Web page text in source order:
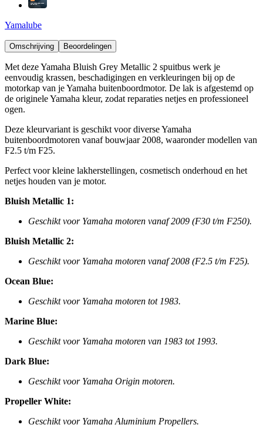
Yamalube
Omschrijving Beoordelingen
Met deze Yamaha Bluish Grey Metallic 2 spuitbus werk je
eenvoudig krassen, beschadigingen en verkleuringen bij op de
motorkap van je Yamaha buitenboordmotor. De lak is afgestemd op
de originele Yamaha kleur, zodat reparaties netjes en professioneel
ogen.
Deze kleurvariant is geschikt voor diverse Yamaha
buitenboordmotoren vanaf bouwjaar 2008, waaronder modellen van
F2.5 t/m F25.
Perfect voor kleine lakherstellingen, cosmetisch onderhoud en het
netjes houden van je motor.
Bluish Metallic 1:
Geschikt voor Yamaha motoren vanaf 2009 (F30 t/m F250).
Bluish Metallic 2:
Geschikt voor Yamaha motoren vanaf 2008 (F2.5 t/m F25).
Ocean Blue:
Geschikt voor Yamaha motoren tot 1983.
Marine Blue:
Geschikt voor Yamaha motoren van 1983 tot 1993.
Dark Blue:
Geschikt voor Yamaha Origin motoren.
Propeller White:
Geschikt voor Yamaha Aluminium Propellers.